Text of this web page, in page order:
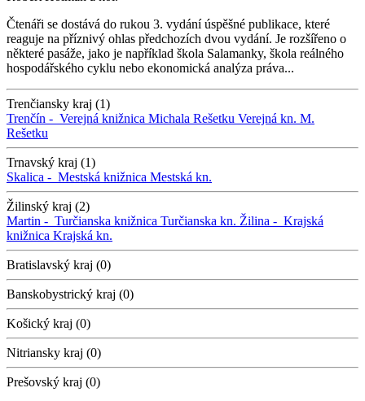
Čtenáři se dostává do rukou 3. vydání úspěšné publikace, které
reaguje na příznivý ohlas předchozích dvou vydání. Je rozšířeno o
některé pasáže, jako je například škola Salamanky, škola reálného
hospodářského cyklu nebo ekonomická analýza práva...
Trenčiansky kraj (1)
Trenčín - Verejná knižnica Michala Rešetku Verejná kn. M.
Rešetku
Trnavský kraj (1)
Skalica - Mestská knižnica Mestská kn.
Žilinský kraj (2)
Martin - Turčianska knižnica Turčianska kn. Žilina - Krajská
knižnica Krajská kn.
Bratislavský kraj (0)
Banskobystrický kraj (0)
Košický kraj (0)
Nitriansky kraj (0)
Prešovský kraj (0)